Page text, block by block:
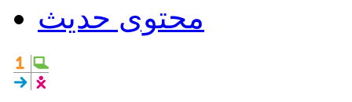
محتوى حديث